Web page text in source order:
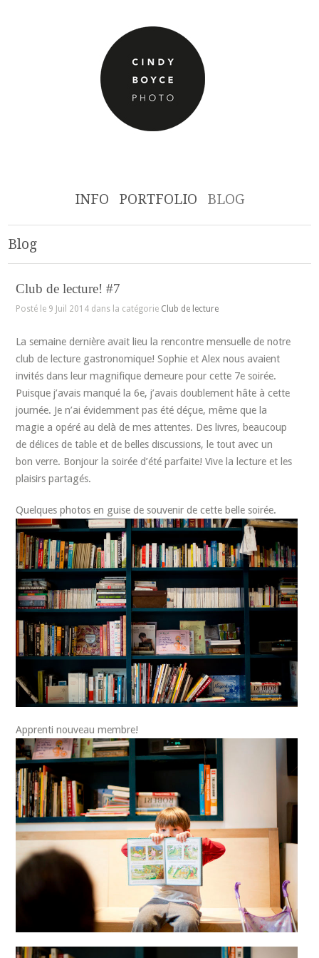
INFO PORTFOLIO BLOG
Blog
Club de lecture! #7
Posté le 9 Juil 2014 dans la catégorie Club de lecture
La semaine dernière avait lieu la rencontre mensuelle de notre
club de lecture gastronomique! Sophie et Alex nous avaient
invités dans leur magnifique demeure pour cette 7e soirée.
Puisque j’avais manqué la 6e, j’avais doublement hâte à cette
journée. Je n’ai évidemment pas été déçue, même que la
magie a opéré au delà de mes attentes. Des livres, beaucoup
de délices de table et de belles discussions, le tout avec un
bon verre. Bonjour la soirée d’été parfaite! Vive la lecture et les
plaisirs partagés.
Quelques photos en guise de souvenir de cette belle soirée.
Apprenti nouveau membre!